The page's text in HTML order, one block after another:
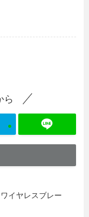
ら
イヤレスブレー